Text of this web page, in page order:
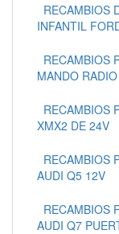
RECAMBIOS
INFANTIL
RECAMBIOS
MANDO
RECAMBIOS
XMX2 DE 24V
RECAMBIOS
AUDI Q5 12V
RECAMBIOS
AUDI Q7